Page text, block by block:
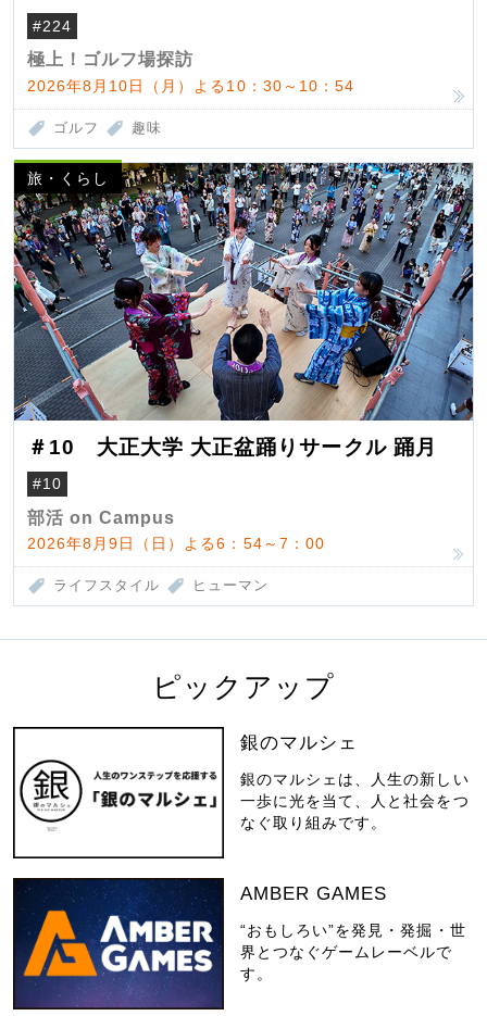
#224
極上！ゴルフ場探訪
2026年8月10日（月）よる10：30～10：54
ゴルフ 趣味
旅・くらし
＃10 大正大学 大正盆踊りサークル 踊月
#10
部活 on Campus
2026年8月9日（日）よる6：54～7：00
ライフスタイル ヒューマン
ピックアップ
銀のマルシェ
銀のマルシェは、人生の新しい
一歩に光を当て、人と社会をつ
なぐ取り組みです。
AMBER GAMES
“おもしろい”を発見・発掘・世
界とつなぐゲームレーベルで
す。